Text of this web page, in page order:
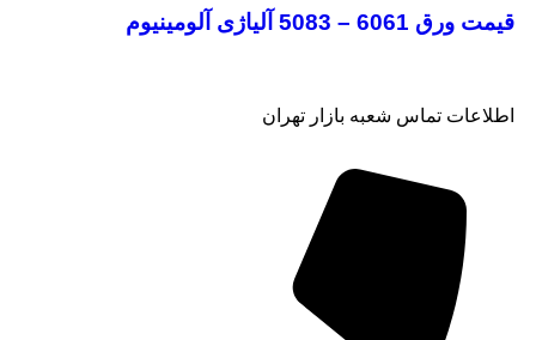
قیمت ورق 6061 – 5083 آلیاژی آلومینیوم
اطلاعات تماس شعبه بازار تهران